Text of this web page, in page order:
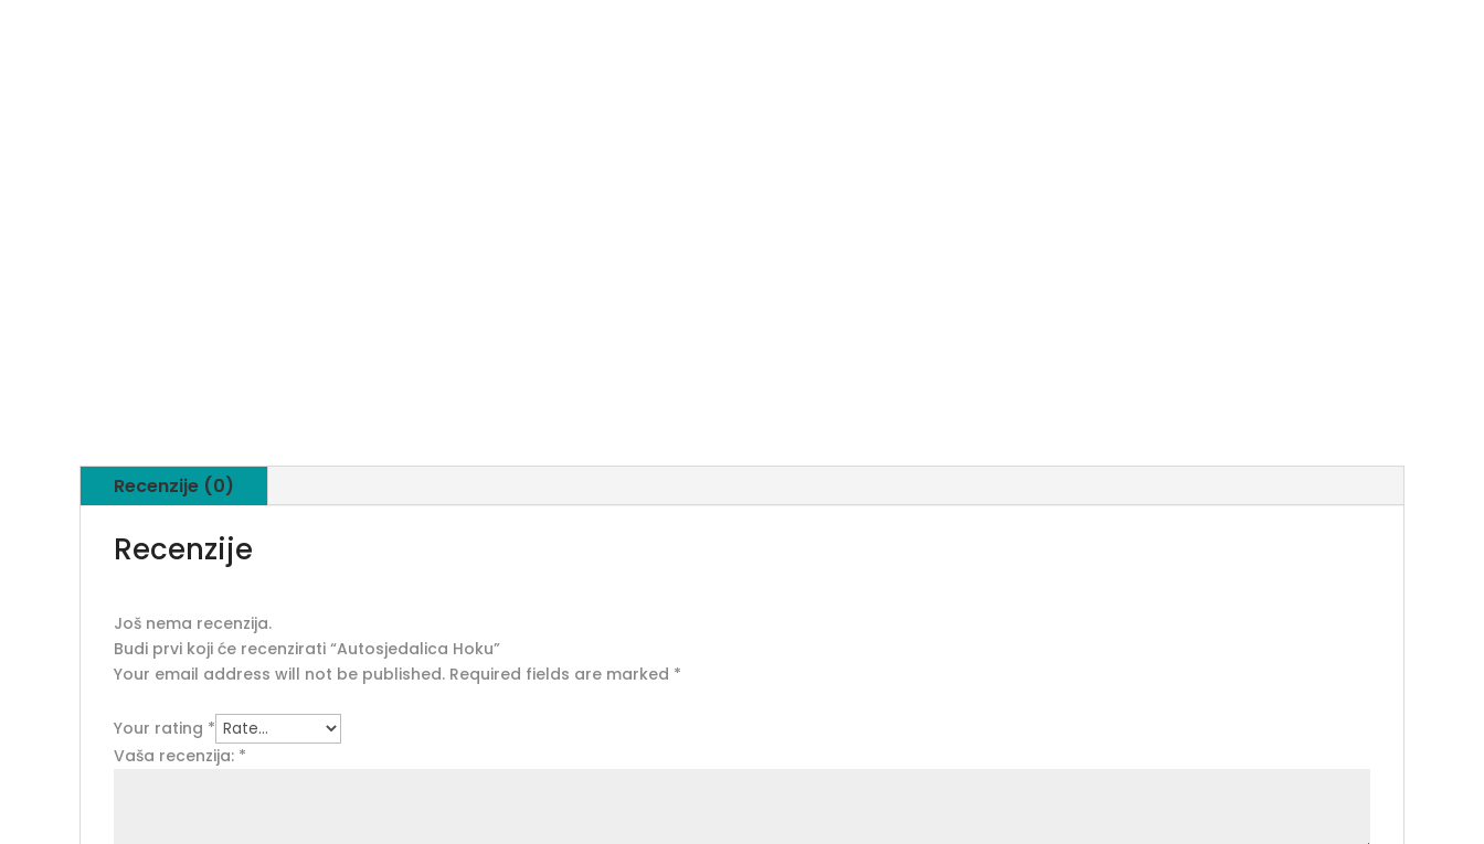
Recenzije (0)
Recenzije
Još nema recenzija.
Budi prvi koji će recenzirati “Autosjedalica Hoku”
Your email address will not be published. Required fields are marked *
Your rating *
Vaša recenzija: *